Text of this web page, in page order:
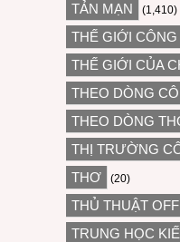
TẢN MẠN (1,410)
THẾ GIỚI CÔNG
THẾ GIỚI CỦA
THEO DÒNG
THEO DÒNG
THỊ TRƯỜNG
THƠ (20)
THỦ THUẬT
TRUNG HỌC